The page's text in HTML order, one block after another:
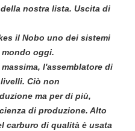
nostra lista. Uscita di
il Nobo uno dei sistemi
oggi.
l'assemblatore di
Ciò non
ma per di più,
di produzione. Alto
carburo di qualità è usata